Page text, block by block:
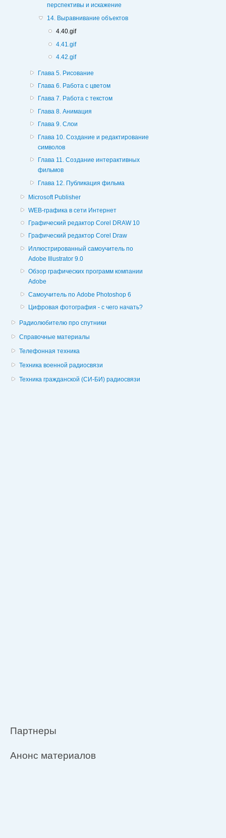
перспективы и искажение
14. Выравнивание объектов
4.40.gif
4.41.gif
4.42.gif
Глава 5. Рисование
Глава 6. Работа с цветом
Глава 7. Работа с текстом
Глава 8. Анимация
Глава 9. Слои
Глава 10. Создание и редактирование
символов
Глава 11. Создание интерактивных
фильмов
Глава 12. Публикация фильма
Microsoft Publisher
WEB-графика в сети Интернет
Графический редактор Corel DRAW 10
Графический редактор Corel Draw
Иллюстрированный самоучитель по
Adobe Illustrator 9.0
Обзор графических программ компании
Adobe
Самоучитель по Adobe Photoshop 6
Цифровая фотография - с чего начать?
Радиолюбителю про спутники
Справочные материалы
Телефонная техника
Техника военной радиосвязи
Техника гражданской (СИ-БИ) радиосвязи
Партнеры
Анонс материалов